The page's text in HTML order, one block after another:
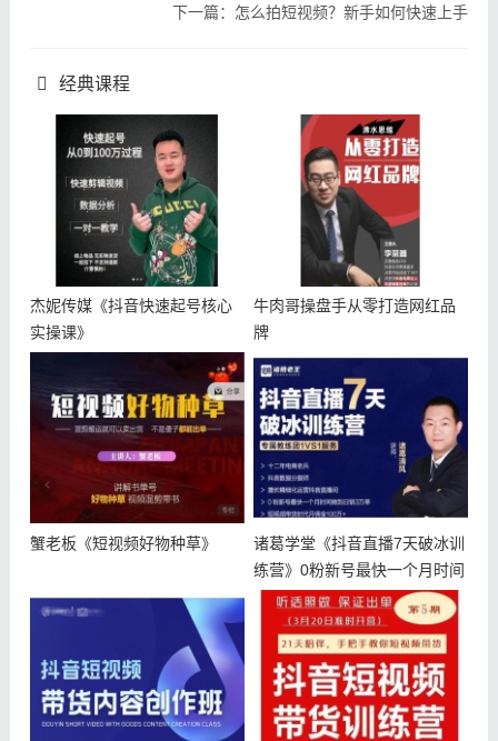
下一篇：怎么拍短视频？新手如何快速上手
经典课程
杰妮传媒《抖音快速起号核心
实操课》
牛肉哥操盘手从零打造网红品
牌
蟹老板《短视频好物种草》
诸葛学堂《抖音直播7天破冰训
练营》0粉新号最快一个月时间
做到